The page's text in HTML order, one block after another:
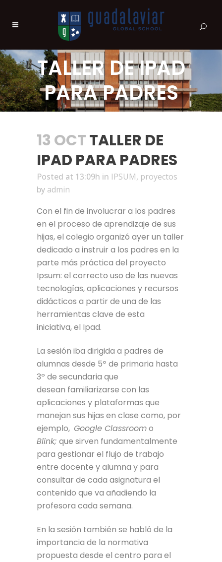
TALLER DE IPAD
PARA PADRES
13 OCTTALLER DE
IPAD PARA PADRES
Posted at 13:09h in IPSUM, proyectos
by admin
Con el fin de involucrar a los padres
en el proceso de aprendizaje de sus
hijas, el colegio organizó ayer un taller
dedicado a instruir a los padres en la
parte más práctica del proyecto
Ipsum: el correcto uso de las nuevas
tecnologías, aplicaciones y recursos
didácticos a partir de una de las
herramientas clave de esta
iniciativa, el Ipad.
La sesión iba dirigida a padres de
alumnas desde 5º de primaria hasta
3º de secundaria que
desean familiarizarse con las
aplicaciones y plataformas que
manejan sus hijas en clase como, por
ejemplo, Google Classroomo
Blink; que sirven fundamentalmente
para gestionar el flujo de trabajo
entre docente y alumna y para
consultar de cada asignatura el
contenido que va añadiendo la
profesora cada semana.
En la sesión también se habló de la
importancia de la normativa
propuesta desde el centro para el